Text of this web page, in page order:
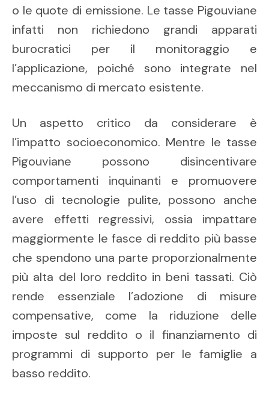
o le quote di emissione. Le tasse Pigouviane
infatti non richiedono grandi apparati
burocratici per il monitoraggio e
l’applicazione, poiché sono integrate nel
meccanismo di mercato esistente.
Un aspetto critico da considerare è
l’impatto socioeconomico. Mentre le tasse
Pigouviane possono disincentivare
comportamenti inquinanti e promuovere
l’uso di tecnologie pulite, possono anche
avere effetti regressivi, ossia impattare
maggiormente le fasce di reddito più basse
che spendono una parte proporzionalmente
più alta del loro reddito in beni tassati. Ciò
rende essenziale l’adozione di misure
compensative, come la riduzione delle
imposte sul reddito o il finanziamento di
programmi di supporto per le famiglie a
basso reddito.